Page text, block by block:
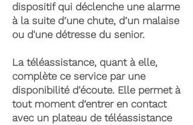
dispositif qui déclenche une alarme
à la suite d’une chute, d’un malaise
ou d'une détresse du senior.
La téléassistance, quant à elle,
complète ce service par une
disponibilité d'écoute. Elle permet à
tout moment d’entrer en contact
avec un plateau de téléassistance